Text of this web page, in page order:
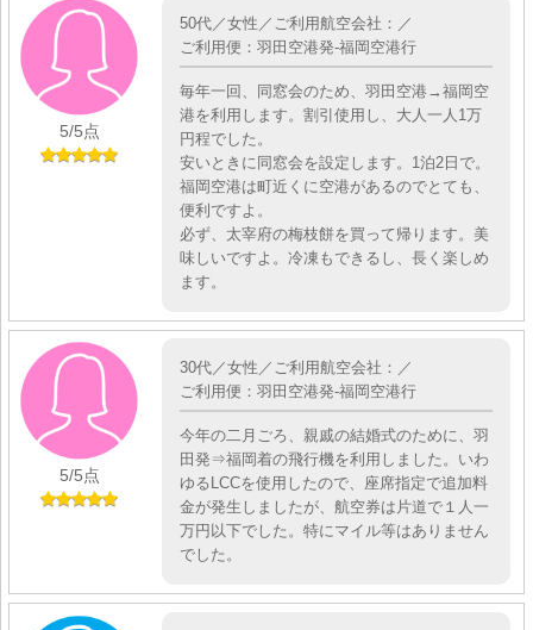
5/5点
50代／女性／ご利用航空会社：／
ご利用便：羽田空港発-福岡空港行
毎年一回、同窓会のため、羽田空港→福岡空
港を利用します。割引使用し、大人一人1万
円程でした。
安いときに同窓会を設定します。1泊2日で。
福岡空港は町近くに空港があるのでとても、
便利ですよ。
必ず、太宰府の梅枝餅を買って帰ります。美
味しいですよ。冷凍もできるし、長く楽しめ
ます。
5/5点
30代／女性／ご利用航空会社：／
ご利用便：羽田空港発-福岡空港行
今年の二月ごろ、親戚の結婚式のために、羽
田発⇒福岡着の飛行機を利用しました。いわ
ゆるLCCを使用したので、座席指定で追加料
金が発生しましたが、航空券は片道で１人一
万円以下でした。特にマイル等はありません
でした。